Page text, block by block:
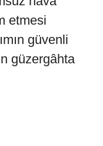
etmesi
güvenli
güzergâhta